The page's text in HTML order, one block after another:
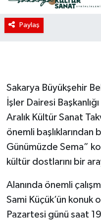
Paylaş
Sakarya Büyükşehir
İşler Dairesi
Aralık Kültür Sanat
önemli
Günümüzde Sema”
kültür dostlarını bir
Alanında önemli
Sami Küçük’ün konuk
Pazartesi günü saat